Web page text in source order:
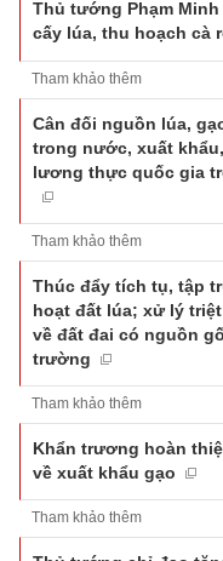
Thủ tướng Phạm
cấy lúa, thu hoạch cà
Tham khảo thêm
Cân đối nguồn lúa,
trong nước, xuất
lương thực quốc gia
Tham khảo thêm
Thúc đẩy tích tụ, tập
hoạt đất lúa; xử lý
về đất đai có nguồn
trường
Tham khảo thêm
Khẩn trương hoàn
về xuất khẩu gạo
Tham khảo thêm